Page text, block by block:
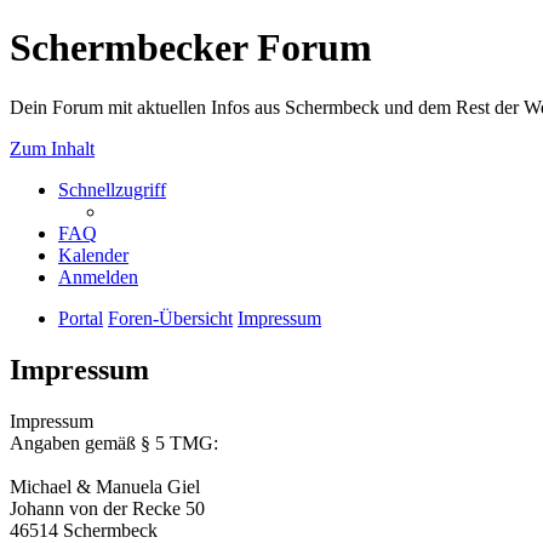
Schermbecker Forum
Dein Forum mit aktuellen Infos aus Schermbeck und dem Rest der
Zum Inhalt
Schnellzugriff
FAQ
Kalender
Anmelden
Portal Foren-Übersicht Impressum
Impressum
Impressum
Angaben gemäß § 5 TMG:
Michael & Manuela Giel
Johann von der Recke 50
46514 Schermbeck